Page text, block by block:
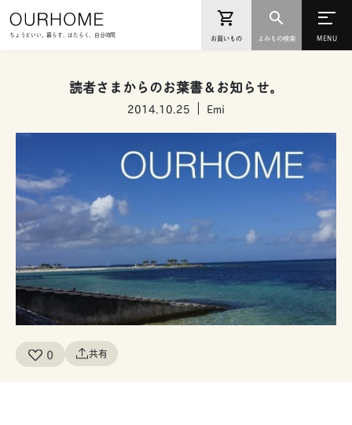
ちょうどいい。暮らす、はたらく、自分時間
読者さまからのお葉書＆お知らせ。
2014.10.25 Emi
0 共有
お買いもの よみもの検索